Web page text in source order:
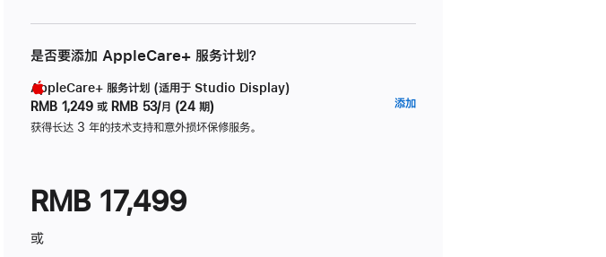
是否要添加 AppleCare+ 服务计划？
AppleCare+ 服务计划 (适用于 Studio Display)
RMB 1,249 或 RMB 53/月 (24 期)
获得长达 3 年的技术支持和意外损坏保修服务。
添加
RMB 17,499
或